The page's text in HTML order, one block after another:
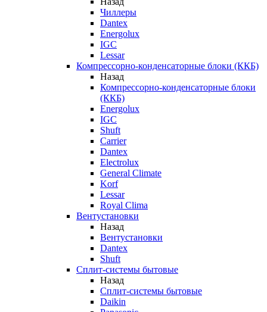
Чиллеры
Dantex
Energolux
IGC
Lessar
Компрессорно-конденсаторные блоки (ККБ)
Назад
Компрессорно-конденсаторные блоки
(ККБ)
Energolux
IGC
Shuft
Carrier
Dantex
Electrolux
General Climate
Korf
Lessar
Royal Clima
Вентустановки
Назад
Вентустановки
Dantex
Shuft
Сплит-системы бытовые
Назад
Сплит-системы бытовые
Daikin